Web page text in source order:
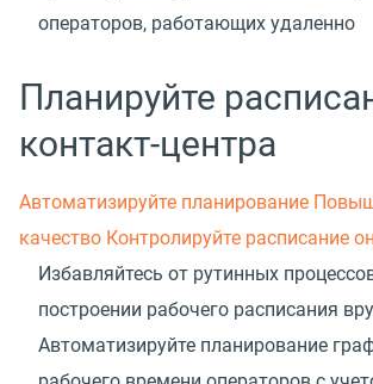
операторов, работающих удаленно
Планируйте
контакт-центра
Автоматизируйте планирование
качество Контролируйте расписание
Избавляйтесь от рутинных
построении рабочего расписания
Автоматизируйте планирование